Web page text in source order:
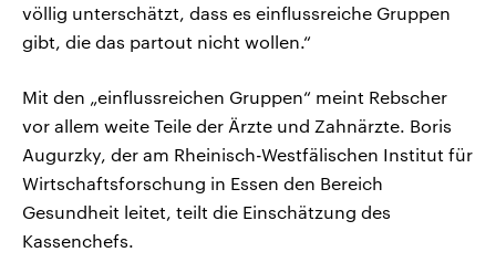
völlig unterschätzt, dass es einflussreiche Gruppen
gibt, die das partout nicht wollen.“
Mit den „einflussreichen Gruppen“ meint Rebscher
vor allem weite Teile der Ärzte und Zahnärzte. Boris
Augurzky, der am Rheinisch-Westfälischen Institut für
Wirtschaftsforschung in Essen den Bereich
Gesundheit leitet, teilt die Einschätzung des
Kassenchefs.